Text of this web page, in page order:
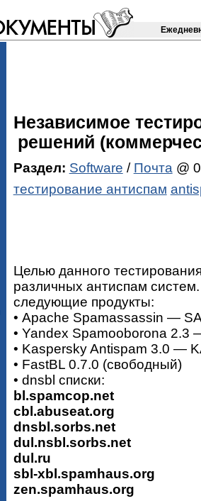
Независимое
решений
Раздел: Software / Почта @
тестирование антиспам
Целью данного
различных антиспам
следующие продукты:
• Apache Spamassassin —
• Yandex Spamooborona 2.3
• Kaspersky Antispam 3.0 —
• FastBL 0.7.0 (свободный)
• dnsbl списки:
bl.spamcop.net
cbl.abuseat.org
dnsbl.sorbs.net
dul.nsbl.sorbs.net
dul.ru
sbl-xbl.spamhaus.org
zen.spamhaus.org